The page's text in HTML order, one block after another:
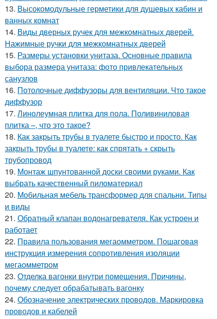
13. Высокомодульные герметики для душевых кабин и
ванных комнат
14. Виды дверных ручек для межкомнатных дверей.
Нажимные ручки для межкомнатных дверей
15. Размеры установки унитаза. Основные правила
выбора размера унитаза: фото привлекательных
санузлов
16. Потолочные диффузоры для вентиляции. Что такое
диффузор
17. Линолеумная плитка для пола. Поливиниловая
плитка –, что это такое?
18. Как закрыть трубы в туалете быстро и просто. Как
закрыть трубы в туалете: как спрятать + скрыть
трубопровод
19. Монтаж шпунтованной доски своими руками. Как
выбрать качественный пиломатериал
20. Мобильная мебель трансформер для спальни. Типы
и виды
21. Обратный клапан водонагревателя. Как устроен и
работает
22. Правила пользования мегаомметром. Пошаговая
инструкция измерения сопротивления изоляции
мегаомметром
23. Отделка вагонки внутри помещения. Причины,
почему следует обрабатывать вагонку
24. Обозначение электрических проводов. Маркировка
проводов и кабелей